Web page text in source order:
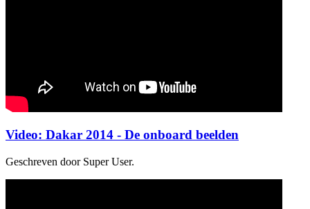
Video: Dakar 2014 - De onboard beelden
Geschreven door Super User.